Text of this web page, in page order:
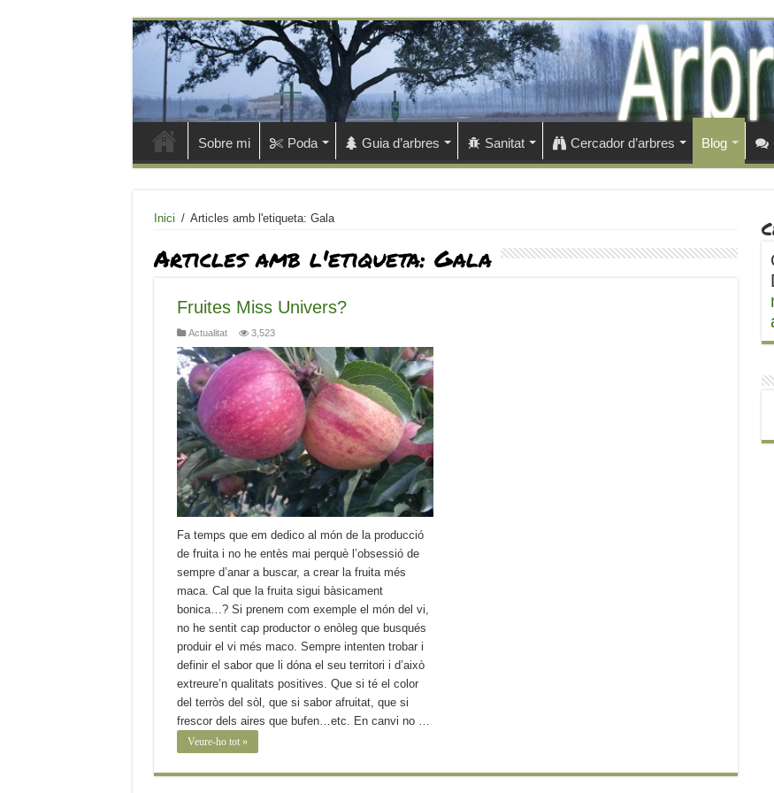
Sobre mi Poda Guia d’arbres Sanitat Cercador d’arbres Blog
Inici / Articles amb l'etiqueta: Gala
Articles amb l'etiqueta: Gala
Fruites Miss Univers?
Actualitat 3,523
Fa temps que em dedico al món de la producció
de fruita i no he entès mai perquè l’obsessió de
sempre d’anar a buscar, a crear la fruita més
maca. Cal que la fruita sigui bàsicament
bonica…? Si prenem com exemple el món del vi,
no he sentit cap productor o enòleg que busqués
produir el vi més maco. Sempre intenten trobar i
definir el sabor que li dóna el seu territori i d’això
extreure’n qualitats positives. Que si té el color
del terròs del sòl, que si sabor afruitat, que si
frescor dels aires que bufen…etc. En canvi no …
Veure-ho tot »